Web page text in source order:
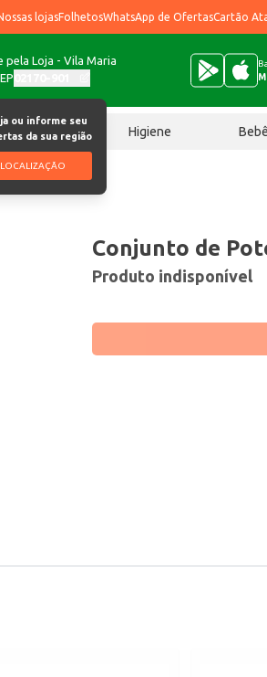
lojasFolhetosWhatsApp de OfertasCartão
pela Loja - Vila Maria
ou informe seu
da sua região
Higiene
3 pçs
Conjunto de
Produto indisponível